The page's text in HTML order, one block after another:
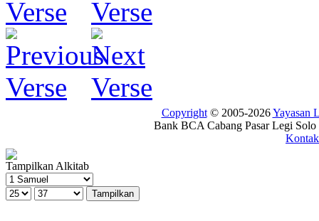
Copyright© 2005-2026Yayasan
Bank BCA Cabang Pasar Legi
Kontak
Tampilkan Alkitab